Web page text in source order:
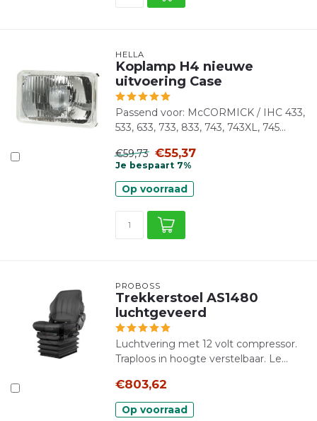
HELLA
Koplamp H4 nieuwe
uitvoering Case
Passend voor: McCORMICK / IHC 433,
533, 633, 733, 833, 743, 743XL, 745...
€59,73 €55,37
Je bespaart 7%
Op voorraad
PROBOSS
Trekkerstoel AS1480
luchtgeveerd
Luchtvering met 12 volt compressor.
Traploos in hoogte verstelbaar. Le...
€803,62
Op voorraad